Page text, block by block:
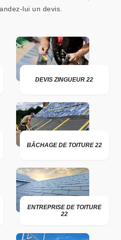
lui un devis.
DEVIS ZINGUEUR 22
BÂCHAGE DE TOITURE 22
ENTREPRISE DE TOITURE
22